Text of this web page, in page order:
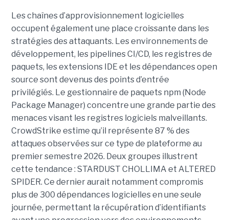
Les chaînes d’approvisionnement logicielles
occupent également une place croissante dans les
stratégies des attaquants. Les environnements de
développement, les pipelines CI/CD, les registres de
paquets, les extensions IDE et les dépendances open
source sont devenus des points d’entrée
privilégiés. Le gestionnaire de paquets npm (Node
Package Manager) concentre une grande partie des
menaces visant les registres logiciels malveillants.
CrowdStrike estime qu’il représente 87 % des
attaques observées sur ce type de plateforme au
premier semestre 2026. Deux groupes illustrent
cette tendance : STARDUST CHOLLIMA et ALTERED
SPIDER. Ce dernier aurait notamment compromis
plus de 300 dépendances logicielles en une seule
journée, permettant la récupération d’identifiants